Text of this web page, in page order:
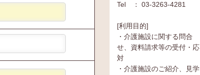
Tel ： 03-3263-4281
[利用目的]
・介護施設に関する問合
せ、資料請求等の受付・応
対
・介護施設のご紹介、見学